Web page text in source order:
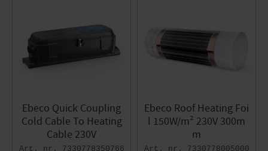
Ebeco Quick Coupling
Cold Cable To Heating
Cable 230V
7330778350766
Ebeco Roof Heating Foi
l 150W/m² 230V 300m
m
7330778005000